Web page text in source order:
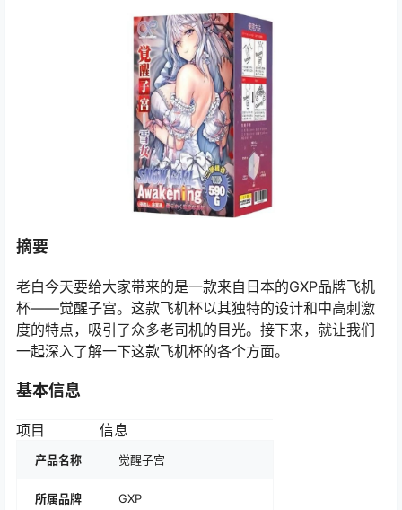
摘要
老白今天要给大家带来的是一款来自日本的GXP品牌飞机
杯——觉醒子宫。这款飞机杯以其独特的设计和中高刺激
度的特点，吸引了众多老司机的目光。接下来，就让我们
一起深入了解一下这款飞机杯的各个方面。
基本信息
项目 信息
产品名称 觉醒子宫
所属品牌 GXP